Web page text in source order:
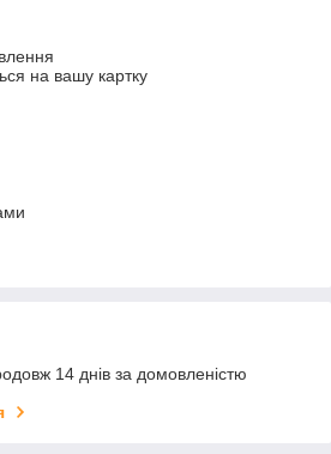
на вашу картку
14 днів за домовленістю